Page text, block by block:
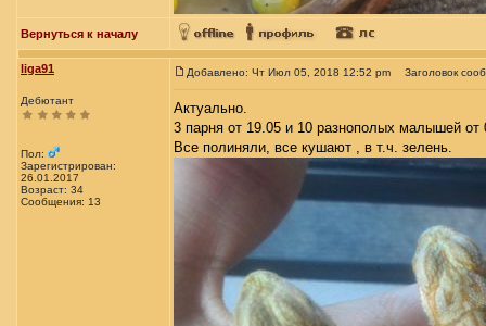
Вернуться к началу
liga91
Дебютант
Пол:
Зарегистрирован:
26.01.2017
Возраст: 34
Сообщения: 13
Добавлено: Чт Июл 05, 2018 12:52 pm Заголовок
Актуально.
3 парня от 19.05 и 10 разнополых малышей от
Все полиняли, все кушают , в т.ч. зелень.